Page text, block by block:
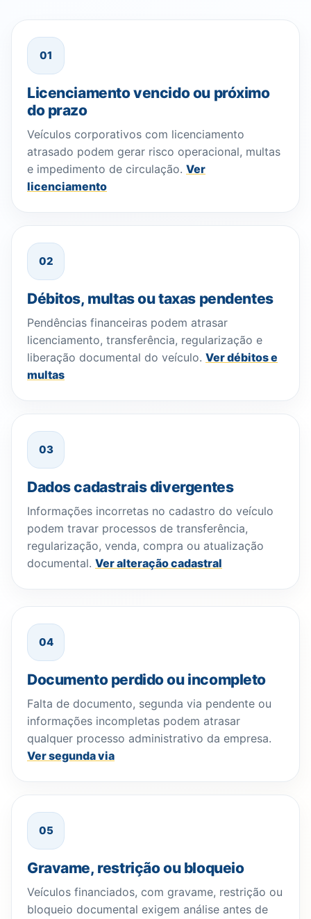
01
Licenciamento vencido ou próximo
do prazo
Veículos corporativos com licenciamento
atrasado podem gerar risco operacional, multas
e impedimento de circulação. Ver
licenciamento
02
Débitos, multas ou taxas pendentes
Pendências financeiras podem atrasar
licenciamento, transferência, regularização e
liberação documental do veículo. Ver débitos e
multas
03
Dados cadastrais divergentes
Informações incorretas no cadastro do veículo
podem travar processos de transferência,
regularização, venda, compra ou atualização
documental. Ver alteração cadastral
04
Documento perdido ou incompleto
Falta de documento, segunda via pendente ou
informações incompletas podem atrasar
qualquer processo administrativo da empresa.
Ver segunda via
05
Gravame, restrição ou bloqueio
Veículos financiados, com gravame, restrição ou
bloqueio documental exigem análise antes de